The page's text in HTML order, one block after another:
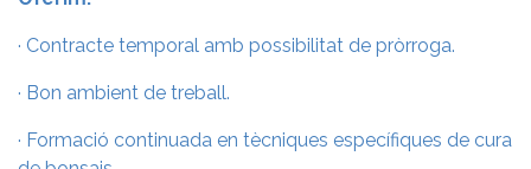
· Contracte temporal amb possibilitat de pròrroga.
· Bon ambient de treball.
· Formació continuada en tècniques específiques de cura